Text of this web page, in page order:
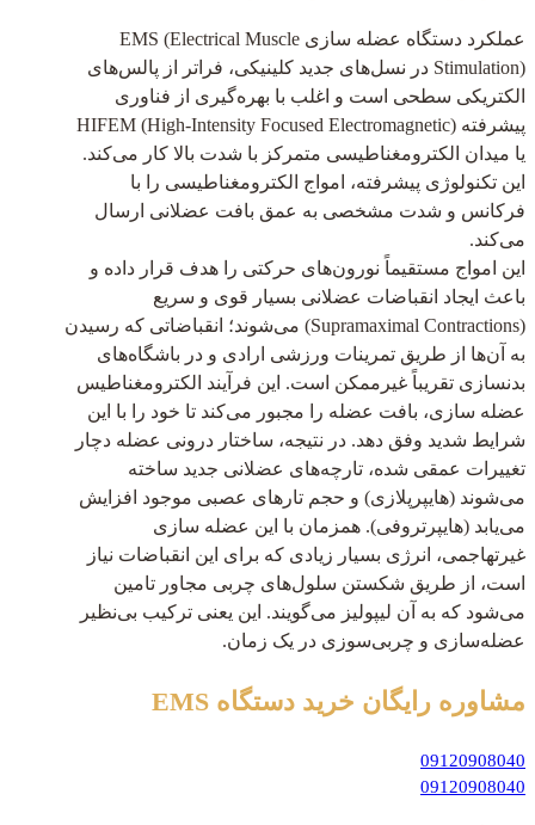
عملکرد دستگاه عضله سازی EMS (Electrical Muscle
Stimulation) در نسل‌های جدید کلینیکی، فراتر از پالس‌های
الکتریکی سطحی است و اغلب با بهره‌گیری از فناوری
پیشرفته HIFEM (High-Intensity Focused Electromagnetic)
یا میدان الکترومغناطیسی متمرکز با شدت بالا کار می‌کند.
این تکنولوژی پیشرفته، امواج الکترومغناطیسی را با
فرکانس و شدت مشخصی به عمق بافت عضلانی ارسال
می‌کند.
این امواج مستقیماً نورون‌های حرکتی را هدف قرار داده و
باعث ایجاد انقباضات عضلانی بسیار قوی و سریع
(Supramaximal Contractions) می‌شوند؛ انقباضاتی که رسیدن
به آن‌ها از طریق تمرینات ورزشی ارادی و در باشگاه‌های
بدنسازی تقریباً غیرممکن است. این فرآیند الکترومغناطیس
عضله سازی، بافت عضله را مجبور می‌کند تا خود را با این
شرایط شدید وفق دهد. در نتیجه، ساختار درونی عضله دچار
تغییرات عمقی شده، تارچه‌های عضلانی جدید ساخته
می‌شوند (هایپرپلازی) و حجم تارهای عصبی موجود افزایش
می‌یابد (هایپرتروفی). همزمان با این عضله سازی
غیرتهاجمی، انرژی بسیار زیادی که برای این انقباضات نیاز
است، از طریق شکستن سلول‌های چربی مجاور تامین
می‌شود که به آن لیپولیز می‌گویند. این یعنی ترکیب بی‌نظیر
عضله‌سازی و چربی‌سوزی در یک زمان.
مشاوره رایگان خرید دستگاه EMS
09120908040
09120908040